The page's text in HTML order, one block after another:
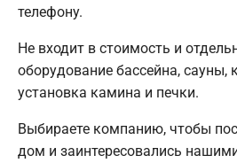
телефону.
Не входит в стоимость и
оборудование бассейна, сауны,
установка камина и печки.
Выбираете компанию, чтобы
дом и заинтересовались